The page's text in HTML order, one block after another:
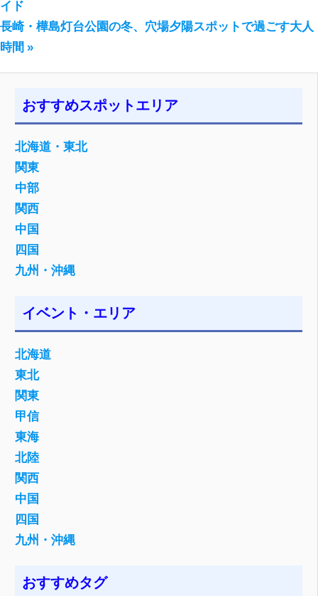
稿
ナ
ビ
ゲ
ー
シ
ョ
ン
の
投
稿:
イド
次
の
長崎・樺島灯台公園の冬、穴場夕陽スポットで過ごす大人
時間
おすすめスポットエリア
北海道・東北
関東
中部
関西
中国
四国
九州・沖縄
イベント・エリア
北海道
東北
関東
甲信
東海
北陸
関西
中国
四国
九州・沖縄
おすすめタグ